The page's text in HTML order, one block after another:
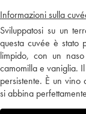
Informazioni sulla
Sviluppatosi su un
questa cuvée è
limpido, con un
camomilla e vaniglia.
persistente. È un
si abbina